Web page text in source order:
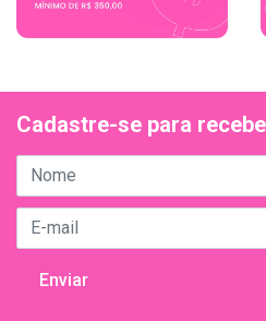
Cadastre-se para